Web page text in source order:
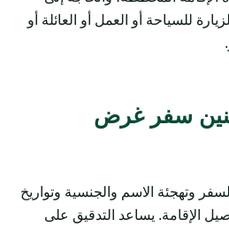
للسياحة أو العمل أو العائلة أو
بنين سفر غرض
وتهجئة الاسم والجنسية وتواريخ
الإقامة. يساعد التدقيق على